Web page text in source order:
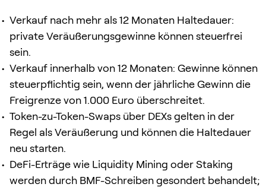
Verkauf nach mehr als 12 Monaten Haltedauer:
private Veräußerungsgewinne können steuerfrei
sein.
Verkauf innerhalb von 12 Monaten: Gewinne können
steuerpflichtig sein, wenn der jährliche Gewinn die
Freigrenze von 1.000 Euro überschreitet.
Token-zu-Token-Swaps über DEXs gelten in der
Regel als Veräußerung und können die Haltedauer
neu starten.
DeFi-Erträge wie Liquidity Mining oder Staking
werden durch BMF-Schreiben gesondert behandelt;